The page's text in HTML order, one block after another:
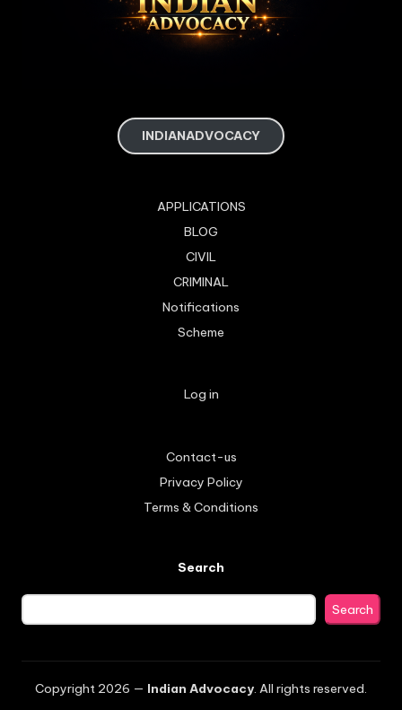
INDIANADVOCACY
APPLICATIONS
BLOG
CIVIL
CRIMINAL
Notifications
Scheme
Log in
Contact-us
Privacy Policy
Terms & Conditions
Search
Search
Copyright 2026 — Indian Advocacy. All rights reserved.